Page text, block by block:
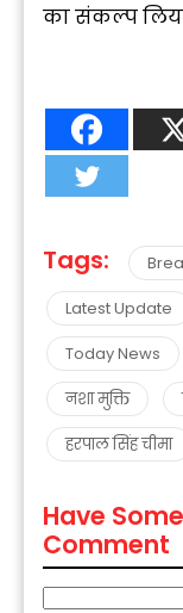
का संकल्प
Tags:
Latest Update
Today News
नशा मुक्ति
हरपाल सिंह चीमा
Have
Comment